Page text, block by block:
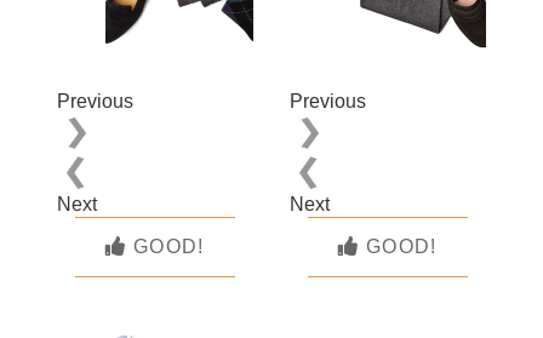
Previous
Next
GOOD!
Previous
Next
GOOD!